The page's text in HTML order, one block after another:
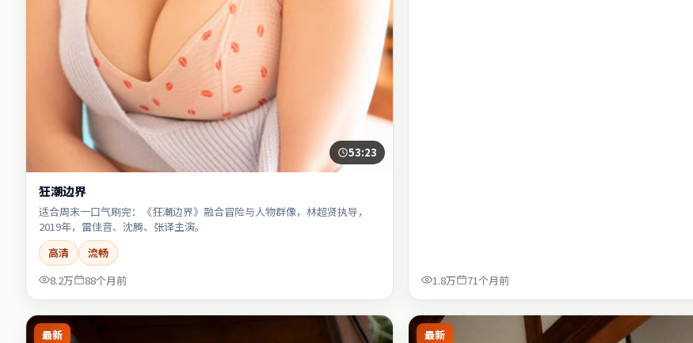
53:23
狂潮边界
适合周末一口气刷完：《狂潮边界》融合冒险与人物群像，林超贤执导，
2019年，雷佳音、沈腾、张译主演。
高清
流畅
8.2万
88个月前 1.8万 71个月前
最新 最新